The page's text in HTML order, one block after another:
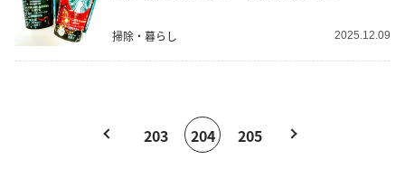
掃除・暮らし 2025.12.09
203 204 205